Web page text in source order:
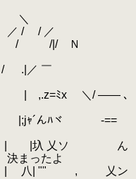
／
Ｎ
＼/ ―― ､
ヾ -==
ソ ん
たよ
乂ン